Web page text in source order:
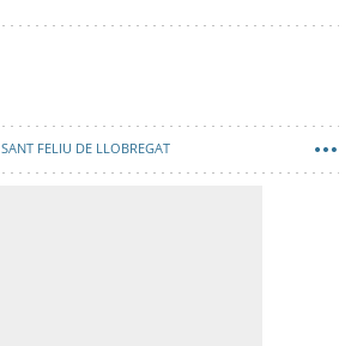
SANT FELIU DE LLOBREGAT